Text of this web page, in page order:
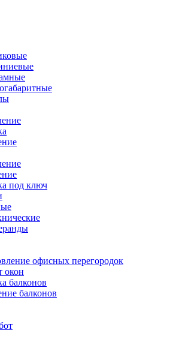
под ключ
офисных перегородок
окон
балконов
балконов